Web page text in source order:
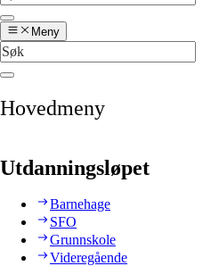
Meny
Hovedmeny
Utdanningsløpet
Barnehage
SFO
Grunnskole
Videregående